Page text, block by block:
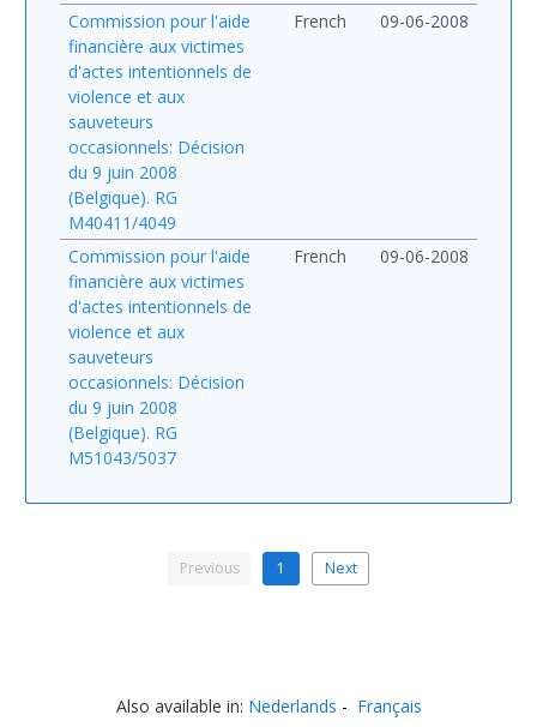
Commission pour l'aide
financière aux victimes
d'actes intentionnels de
violence et aux
sauveteurs
occasionnels: Décision
du 9 juin 2008
(Belgique). RG
M40411/4049
French 09-06-2008
Commission pour l'aide
financière aux victimes
d'actes intentionnels de
violence et aux
sauveteurs
occasionnels: Décision
du 9 juin 2008
(Belgique). RG
M51043/5037
French 09-06-2008
Previous 1 Next
Also available in: Nederlands Français